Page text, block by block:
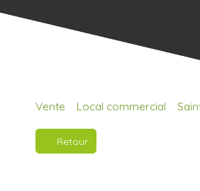
Vente Local commercial
Retour